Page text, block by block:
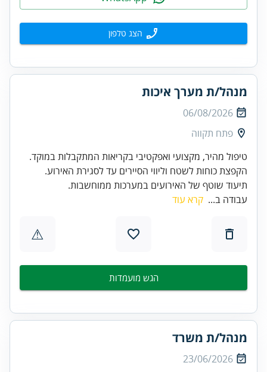
הצג טלפון
מנהל/ת מערך איכות
06/08/2026
פתח תקווה
תיעוד שוטף של האירועים במערכות ממוחשבות.
עבודה ב... קרא עוד
⚠
הגש מועמדות
מנהל/ת משרד
23/06/2026